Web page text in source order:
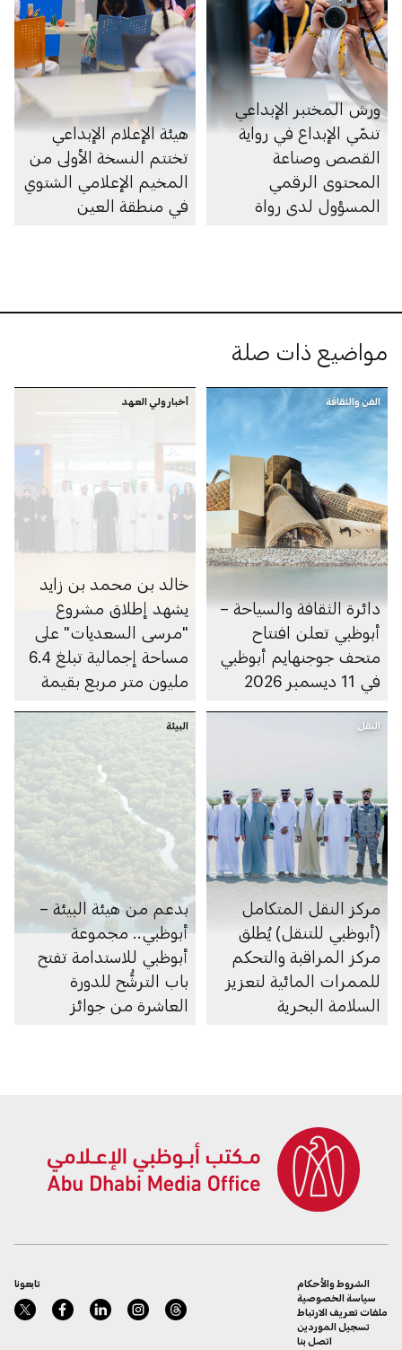
ورش المختبر الإبداعي
تنمّي الإبداع في رواية
القصص وصناعة
المحتوى الرقمي
المسؤول لدى رواة
هيئة الإعلام الإبداعي
تختتم النسخة الأولى من
المخيم الإعلامي الشتوي
في منطقة العين
مواضيع ذات صلة
الفن والثقافة
دائرة الثقافة والسياحة –
أبوظبي تعلن افتتاح
متحف جوجنهايم أبوظبي
في 11 ديسمبر 2026
أخبار ولي العهد
خالد بن محمد بن زايد
يشهد إطلاق مشروع
"مرسى السعديات" على
مساحة إجمالية تبلغ 6.4
مليون متر مربع بقيمة
النقل
مركز النقل المتكامل
(أبوظبي للتنقل) يُطلق
مركز المراقبة والتحكم
للممرات المائية لتعزيز
السلامة البحرية
البيئة
بدعم من هيئة البيئة –
أبوظبي.. مجموعة
أبوظبي للاستدامة تفتح
باب الترشُّح للدورة
العاشرة من جوائز
تابعونا
الشروط والأحكام
سياسة الخصوصية
ملفات تعريف الارتباط
تسجيل الموردين
اتصل بنا